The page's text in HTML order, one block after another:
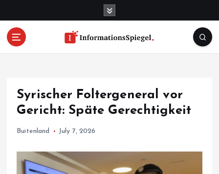
Syrischer Foltergeneral vor
Gericht: Späte Gerechtigkeit
Buitenland July 7, 2026